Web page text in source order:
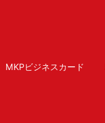
MKPビジネスカード